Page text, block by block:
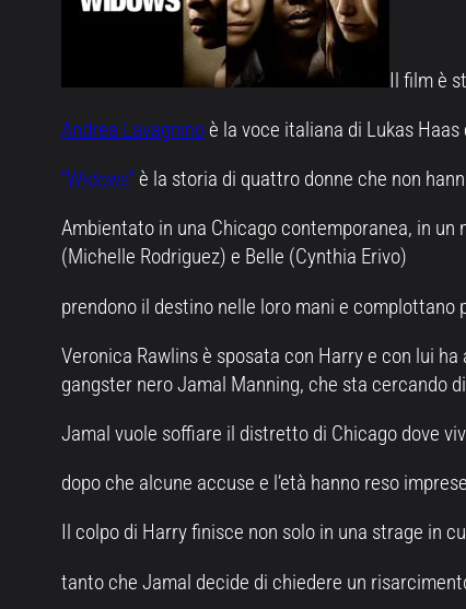
Il film è
Andrea Lavagnino è la voce italiana di Lukas
“Widows” è la storia di quattro donne che non
Ambientato in una Chicago contemporanea, in
(Michelle Rodriguez) e Belle (Cynthia Erivo)
prendono il destino nelle loro mani e
Veronica Rawlins è sposata con Harry e con lui
gangster nero Jamal Manning, che sta cercando
Jamal vuole soffiare il distretto di Chicago dove
dopo che alcune accuse e l’età hanno reso
Il colpo di Harry finisce non solo in una strage in
tanto che Jamal decide di chiedere un